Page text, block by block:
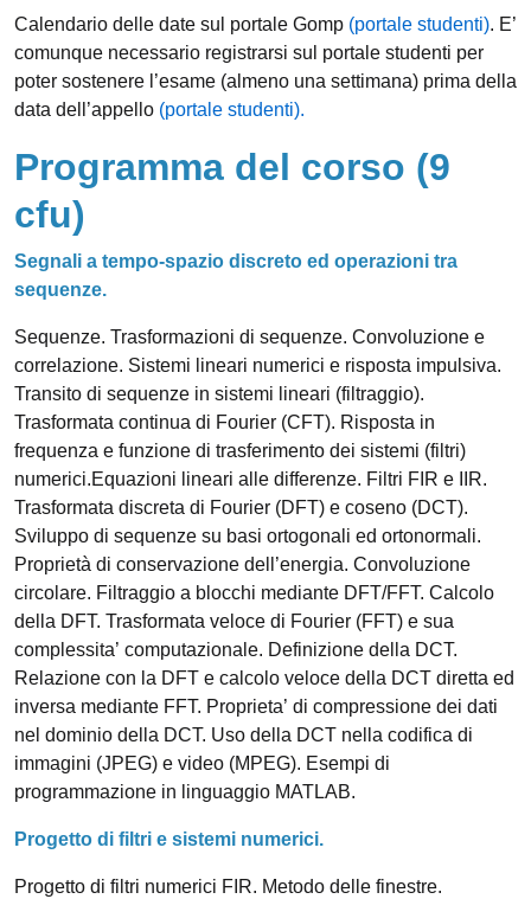
Calendario delle date sul portale Gomp (portale studenti). E’
comunque necessario registrarsi sul portale studenti per
poter sostenere l’esame (almeno una settimana) prima della
data dell’appello (portale studenti).
Programma del corso (9
cfu)
Segnali a tempo-spazio discreto ed operazioni tra
sequenze.
Sequenze. Trasformazioni di sequenze. Convoluzione e
correlazione. Sistemi lineari numerici e risposta impulsiva.
Transito di sequenze in sistemi lineari (filtraggio).
Trasformata continua di Fourier (CFT). Risposta in
frequenza e funzione di trasferimento dei sistemi (filtri)
numerici.Equazioni lineari alle differenze. Filtri FIR e IIR.
Trasformata discreta di Fourier (DFT) e coseno (DCT).
Sviluppo di sequenze su basi ortogonali ed ortonormali.
Proprietà di conservazione dell’energia. Convoluzione
circolare. Filtraggio a blocchi mediante DFT/FFT. Calcolo
della DFT. Trasformata veloce di Fourier (FFT) e sua
complessita’ computazionale. Definizione della DCT.
Relazione con la DFT e calcolo veloce della DCT diretta ed
inversa mediante FFT. Proprieta’ di compressione dei dati
nel dominio della DCT. Uso della DCT nella codifica di
immagini (JPEG) e video (MPEG). Esempi di
programmazione in linguaggio MATLAB.
Progetto di filtri e sistemi numerici.
Progetto di filtri numerici FIR. Metodo delle finestre.